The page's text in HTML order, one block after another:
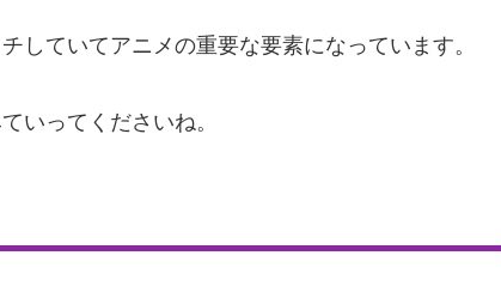
していてアニメの重要な要素になっています。
いってくださいね。